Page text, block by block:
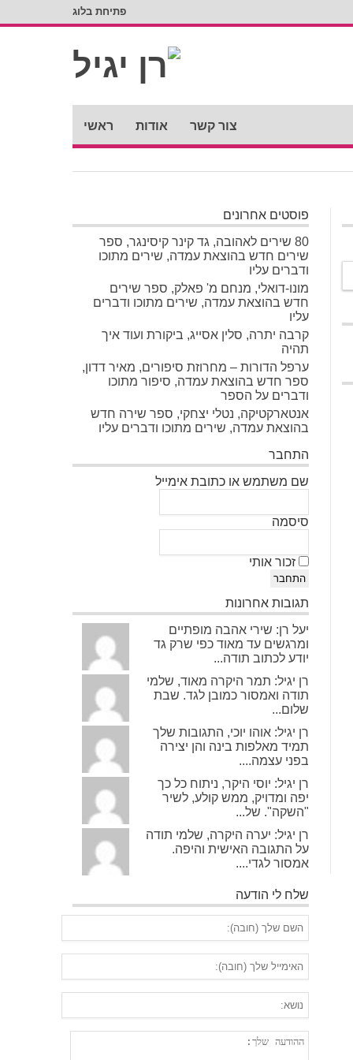
פתיחת בלוג
ראשי אודות צור קשר
פוסטים אחרונים
80 שירים לאהובה, גד קינר קיסינגר, ספר
שירים חדש בהוצאת עמדה, שירים מתוכו
ודברים עליו
מונו-דואלי, מנחם מ' פאלק, ספר שירים
חדש בהוצאת עמדה, שירים מתוכו ודברים
עליו
קרבה יתרה, סלין אסייג, ביקורת ועוד איך
תהיה
ערפל הדורות – מחרוזת סיפורים, מאיר דדון,
ספר חדש בהוצאת עמדה, סיפור מתוכו
ודברים על הספר
אנטארקטיקה, נטלי יצחקי, ספר שירה חדש
בהוצאת עמדה, שירים מתוכו ודברים עליו
התחבר
שם משתמש או כתובת אימייל
סיסמה
זכור אותי
התחבר
תגובות אחרונות
יעל רן: שירי אהבה מופתיים
ומרגשים עד מאוד כפי שרק גד
יודע לכתוב תודה...
רן יגיל: תמר היקרה מאוד, שלמי
תודה ואמסור כמובן לגד. שבת
שלום...
רן יגיל: אוהו יוכי, התגובות שלך
תמיד מאלפות בינה והן יצירה
בפני עצמה....
רן יגיל: יוסי היקר, ניתוח כל כך
יפה ומדויק, ממש קולע, לשיר
"השקה". של...
רן יגיל: יערה היקרה, שלמי תודה
על התגובה האישית והיפה.
אמסור לגדי....
שלח לי הודעה